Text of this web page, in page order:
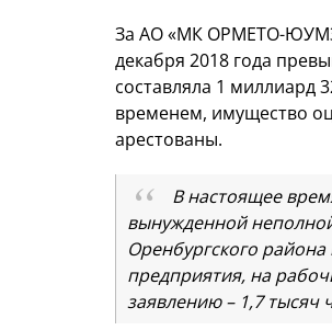
За АО «МК ОРМЕТО-
декабря 2018 года
составляла 1 миллиард
временем, имущество
арестованы.
В настоящее
вынужденной
Оренбургского
предприятия, на
заявлению – 1,7 тысяч